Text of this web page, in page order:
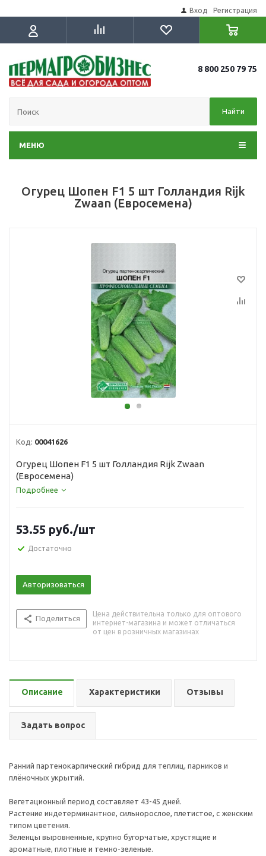
Вход Регистрация
8 800 250 79 75
Найти
МЕНЮ
Огурец Шопен F1 5 шт Голландия Rijk
Zwaan (Евросемена)
Код: 00041626
Огурец Шопен F1 5 шт Голландия Rijk Zwaan
(Евросемена)
Подробнее
53.55 руб./шт
Достаточно
Авторизоваться
Поделиться
Цена действительна только для оптового
интернет-магазина и может отличаться
от цен в розничных магазинах
Описание Характеристики Отзывы
Задать вопрос
Ранний партенокарпический гибрид для теплиц, парников и
плёночных укрытий.
Вегетационный период составляет 43-45 дней.
Растение индетерминантное, сильнорослое, плетистое, с женским
типом цветения.
Зеленцы выровненные, крупно бугорчатые, хрустящие и
ароматные, плотные и темно-зеленые.